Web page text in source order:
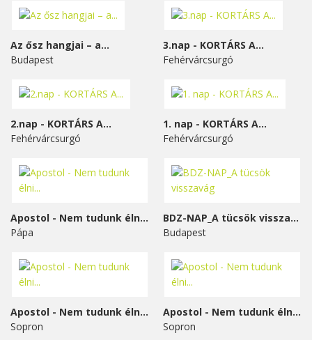
Az ősz hangjai – a...
Budapest
3.nap - KORTÁRS A...
Fehérvárcsurgó
2.nap - KORTÁRS A...
Fehérvárcsurgó
1. nap - KORTÁRS A...
Fehérvárcsurgó
Apostol - Nem tudunk élni...
Pápa
BDZ-NAP_A tücsök visszavág
Budapest
Apostol - Nem tudunk élni...
Sopron
Apostol - Nem tudunk élni...
Sopron